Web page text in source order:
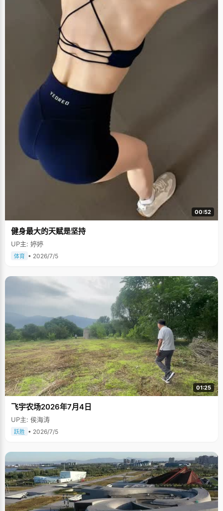
00:52
健身最大的天赋是坚持
UP主: 婷婷
体育 • 2026/7/5
01:25
飞宇农场2026年7月4日
UP主: 侯海涛
跃胜 • 2026/7/5